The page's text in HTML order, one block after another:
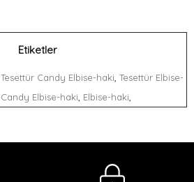
Etiketler
Tesettür Candy Elbise-haki, Tesettür Elbise-
Candy Elbise-haki, Elbise-haki,